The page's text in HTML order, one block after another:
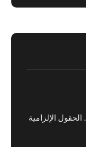
الحقول الإلزامية